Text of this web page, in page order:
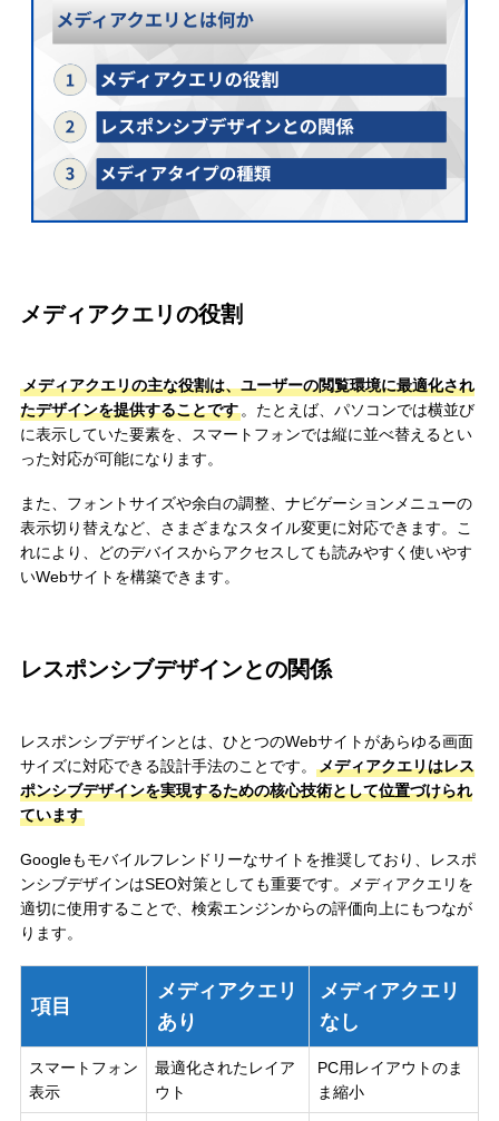
メディアクエリの役割
メディアクエリの主な役割は、ユーザーの閲覧環境に最適化され
たデザインを提供することです。たとえば、パソコンでは横並び
に表示していた要素を、スマートフォンでは縦に並べ替えるとい
った対応が可能になります。
また、フォントサイズや余白の調整、ナビゲーションメニューの
表示切り替えなど、さまざまなスタイル変更に対応できます。こ
れにより、どのデバイスからアクセスしても読みやすく使いやす
いWebサイトを構築できます。
レスポンシブデザインとの関係
レスポンシブデザインとは、ひとつのWebサイトがあらゆる画面
サイズに対応できる設計手法のことです。
メディアクエリはレス
ポンシブデザインを実現するための核心技術として位置づけられ
ています
Googleもモバイルフレンドリーなサイトを推奨しており、レスポ
ンシブデザインはSEO対策としても重要です。メディアクエリを
適切に使用することで、検索エンジンからの評価向上にもつなが
ります。
項目
メディアクエリ
あり
メディアクエリ
なし
スマートフォン
表示
最適化されたレイア
ウト
PC用レイアウトのま
ま縮小